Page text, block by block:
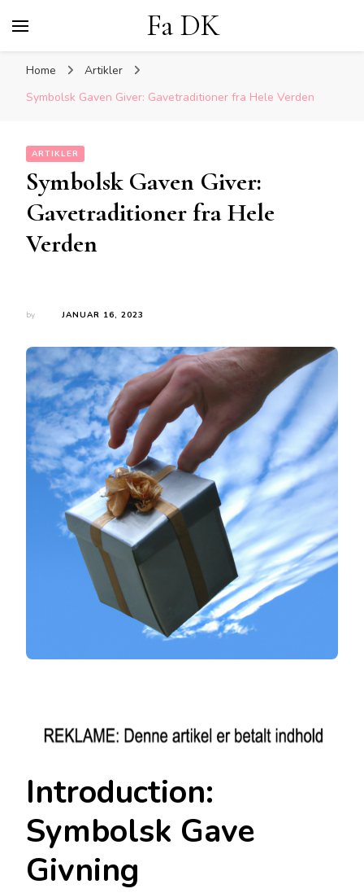
Fa DK
Home
Artikler
Symbolsk Gaven Giver: Gavetraditioner fra Hele Verden
ARTIKLER
Symbolsk Gaven Giver:
Gavetraditioner fra Hele
Verden
by JANUAR 16, 2023
Introduction:
Symbolsk Gave
Givning